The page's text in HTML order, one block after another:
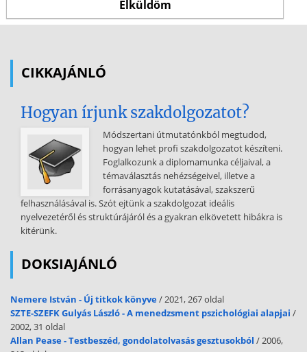
CIKKAJÁNLÓ
Hogyan írjunk szakdolgozatot?
Módszertani útmutatónkból megtudod,
hogyan lehet profi szakdolgozatot készíteni.
Foglalkozunk a diplomamunka céljaival, a
témaválasztás nehézségeivel, illetve a
forrásanyagok kutatásával, szakszerű
felhasználásával is. Szót ejtünk a szakdolgozat ideális
nyelvezetéről és struktúrájáról és a gyakran elkövetett hibákra is
kitérünk.
DOKSIAJÁNLÓ
Nemere István - Új titkok könyve/ 2021, 267 oldal
SZTE-SZEFK Gulyás László - A menedzsment pszichológiai alapjai /
2002, 31 oldal
Allan Pease - Testbeszéd, gondolatolvasás gesztusokból / 2006,